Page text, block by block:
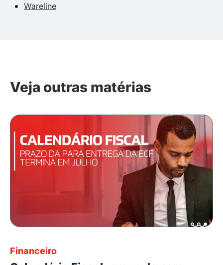
Wareline
Veja outras matérias
Financeiro